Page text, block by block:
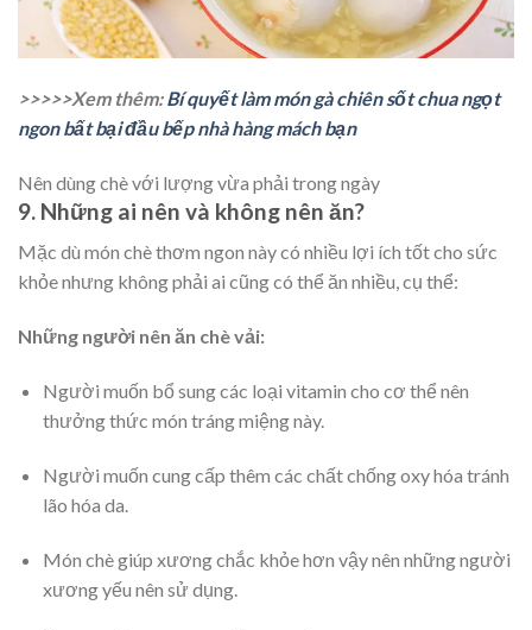
>>>>>Xem thêm:Bí quyết làm món gà chiên sốt chua ngọt
ngon bất bại đầu bếp nhà hàng mách bạn
Nên dùng chè với lượng vừa phải trong ngày
9. Những ai nên và không nên ăn?
Mặc dù món chè thơm ngon này có nhiều lợi ích tốt cho sức
khỏe nhưng không phải ai cũng có thể ăn nhiều, cụ thể:
Những người nên ăn chè vải:
Người muốn bổ sung các loại vitamin cho cơ thể nên
thưởng thức món tráng miệng này.
Người muốn cung cấp thêm các chất chống oxy hóa tránh
lão hóa da.
Món chè giúp xương chắc khỏe hơn vậy nên những người
xương yếu nên sử dụng.